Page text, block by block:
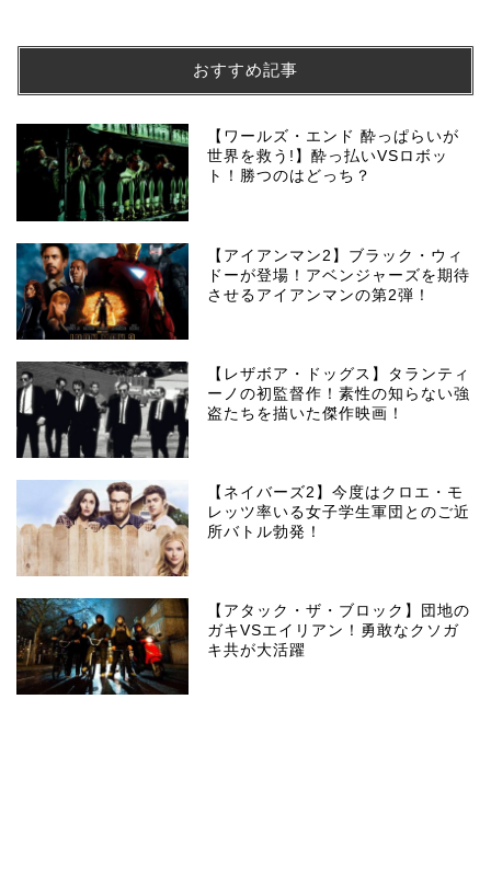
おすすめ記事
【ワールズ・エンド 酔っぱらいが
世界を救う!】酔っ払いVSロボッ
ト！勝つのはどっち？
【アイアンマン2】ブラック・ウィ
ドーが登場！アベンジャーズを期待
させるアイアンマンの第2弾！
【レザボア・ドッグス】タランティ
ーノの初監督作！素性の知らない強
盗たちを描いた傑作映画！
【ネイバーズ2】今度はクロエ・モ
レッツ率いる女子学生軍団とのご近
所バトル勃発！
【アタック・ザ・ブロック】団地の
ガキVSエイリアン！勇敢なクソガ
キ共が大活躍